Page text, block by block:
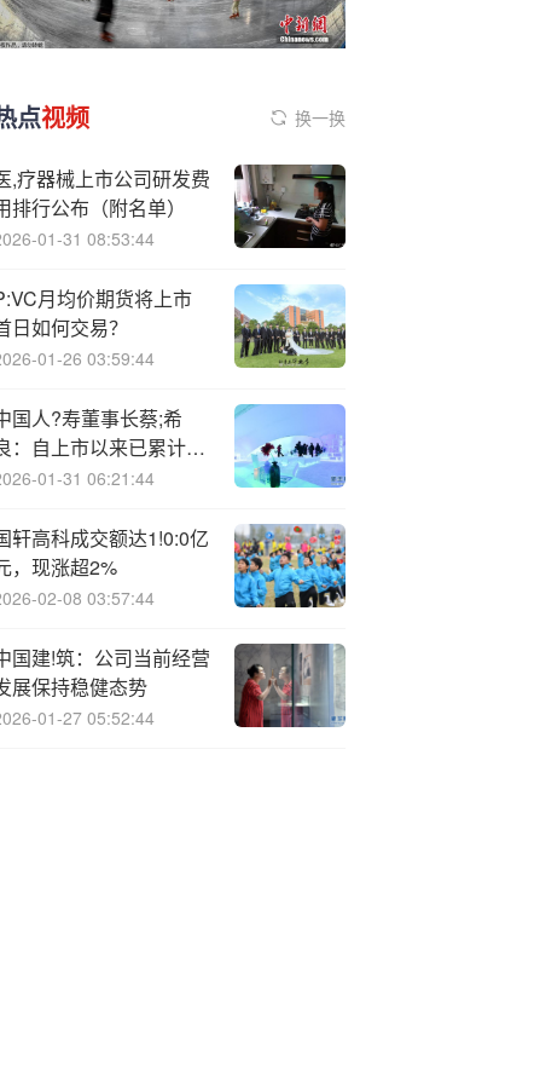
点视频 换一换
,疗器械上市公司研发费
排行公布（附名单）
01-31 08:53:44
月均价期货将上市
日如何交易？
01-26 03:59:44
国人?寿董事长蔡;希
：自上市以来已累计分
约2277亿元
01-31 06:21:44
轩高科成交额达1!0:0亿
，现涨超2%
02-08 03:57:44
国建!筑：公司当前经营
展保持稳健态势
01-27 05:52:44